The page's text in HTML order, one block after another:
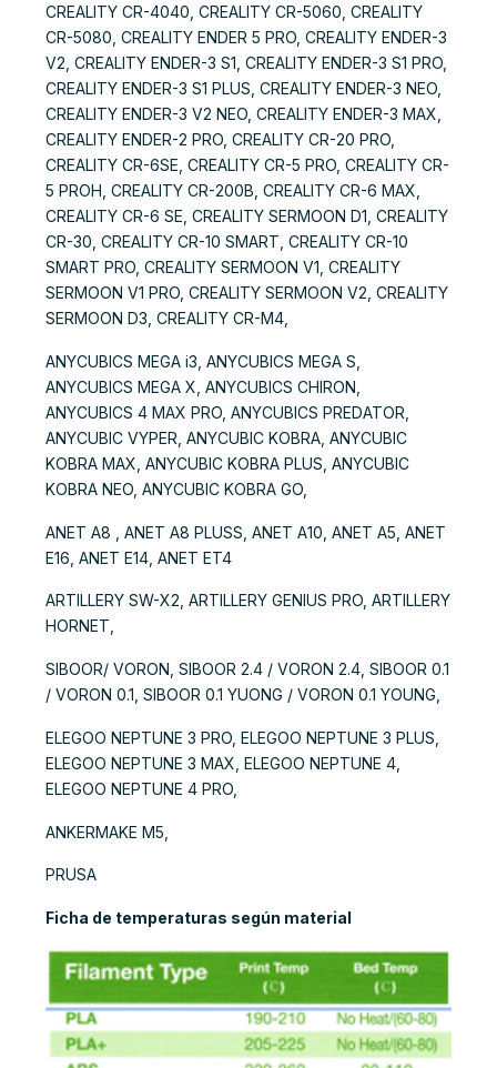
CREALITY CR-4040, CREALITY CR-5060, CREALITY
CR-5080, CREALITY ENDER 5 PRO, CREALITY ENDER-3
V2, CREALITY ENDER-3 S1, CREALITY ENDER-3 S1 PRO,
CREALITY ENDER-3 S1 PLUS, CREALITY ENDER-3 NEO,
CREALITY ENDER-3 V2 NEO, CREALITY ENDER-3 MAX,
CREALITY ENDER-2 PRO, CREALITY CR-20 PRO,
CREALITY CR-6SE, CREALITY CR-5 PRO, CREALITY CR-
5 PROH, CREALITY CR-200B, CREALITY CR-6 MAX,
CREALITY CR-6 SE, CREALITY SERMOON D1, CREALITY
CR-30, CREALITY CR-10 SMART, CREALITY CR-10
SMART PRO, CREALITY SERMOON V1, CREALITY
SERMOON V1 PRO, CREALITY SERMOON V2, CREALITY
SERMOON D3, CREALITY CR-M4,
ANYCUBICS MEGA i3, ANYCUBICS MEGA S,
ANYCUBICS MEGA X, ANYCUBICS CHIRON,
ANYCUBICS 4 MAX PRO, ANYCUBICS PREDATOR,
ANYCUBIC VYPER, ANYCUBIC KOBRA, ANYCUBIC
KOBRA MAX, ANYCUBIC KOBRA PLUS, ANYCUBIC
KOBRA NEO, ANYCUBIC KOBRA GO,
ANET A8 , ANET A8 PLUSS, ANET A10, ANET A5, ANET
E16, ANET E14, ANET ET4
ARTILLERY SW-X2, ARTILLERY GENIUS PRO, ARTILLERY
HORNET,
SIBOOR/ VORON, SIBOOR 2.4 / VORON 2.4, SIBOOR 0.1
/ VORON 0.1, SIBOOR 0.1 YUONG / VORON 0.1 YOUNG,
ELEGOO NEPTUNE 3 PRO, ELEGOO NEPTUNE 3 PLUS,
ELEGOO NEPTUNE 3 MAX, ELEGOO NEPTUNE 4,
ELEGOO NEPTUNE 4 PRO,
ANKERMAKE M5,
PRUSA
Ficha de temperaturas según material